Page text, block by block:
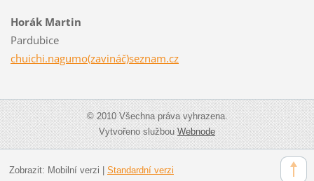
Horák Martin
Pardubice
chuichi.nagumo(zavináč)seznam.cz
© 2010 Všechna práva vyhrazena.
Vytvořeno službouWebnode
Zobrazit: Mobilní verzi Standardní verzi